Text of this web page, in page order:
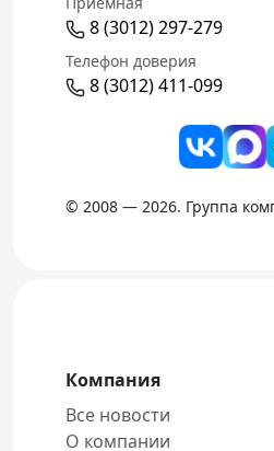
8 (3012) 297-279
Телефон доверия
8 (3012) 411-099
© 2008 — 2026. Группа
Компания
Все новости
О компании